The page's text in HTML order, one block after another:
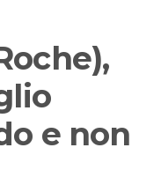
e non